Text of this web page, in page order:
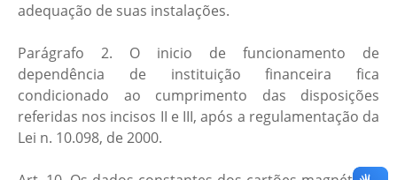
adequação de suas instalações.
Parágrafo 2. O inicio de funcionamento de
dependência de instituição financeira fica
condicionado ao cumprimento das disposições
referidas nos incisos II e III, após a regulamentação da
Lei n. 10.098, de 2000.